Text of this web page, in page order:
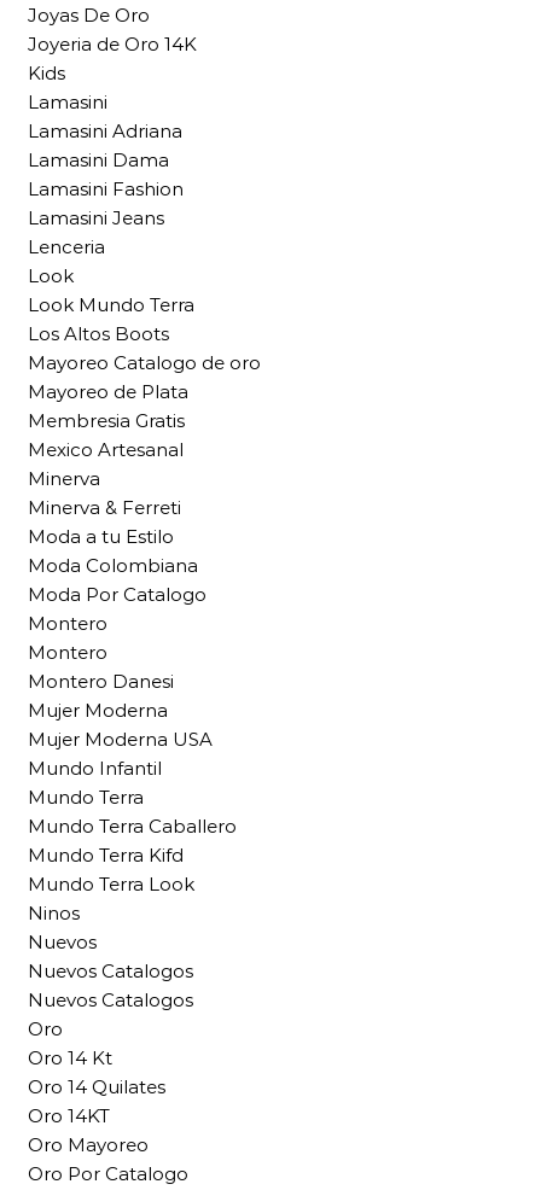
Joyas De Oro
Joyeria de Oro 14K
Kids
Lamasini
Lamasini Adriana
Lamasini Dama
Lamasini Fashion
Lamasini Jeans
Lenceria
Look
Look Mundo Terra
Los Altos Boots
Mayoreo Catalogo de oro
Mayoreo de Plata
Membresia Gratis
Mexico Artesanal
Minerva
Minerva & Ferreti
Moda a tu Estilo
Moda Colombiana
Moda Por Catalogo
Montero
Montero
Montero Danesi
Mujer Moderna
Mujer Moderna USA
Mundo Infantil
Mundo Terra
Mundo Terra Caballero
Mundo Terra Kifd
Mundo Terra Look
Ninos
Nuevos
Nuevos Catalogos
Nuevos Catalogos
Oro
Oro 14 Kt
Oro 14 Quilates
Oro 14KT
Oro Mayoreo
Oro Por Catalogo